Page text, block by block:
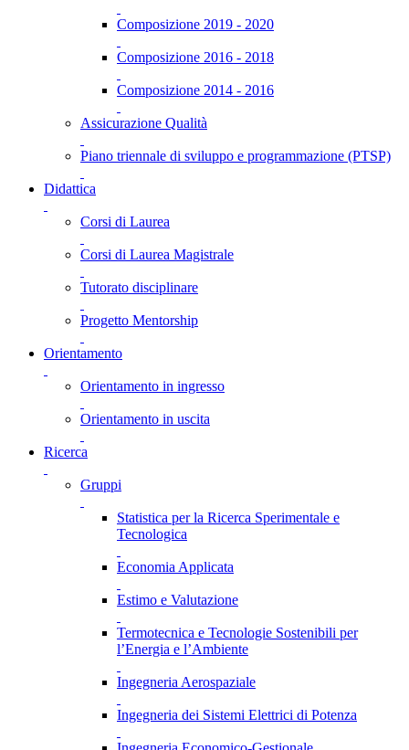
Composizione 2019 - 2020
Composizione 2016 - 2018
Composizione 2014 - 2016
Assicurazione Qualità
Piano triennale di sviluppo e programmazione (PTSP)
Didattica
Corsi di Laurea
Corsi di Laurea Magistrale
Tutorato disciplinare
Progetto Mentorship
Orientamento
Orientamento in ingresso
Orientamento in uscita
Ricerca
Gruppi
Statistica per la Ricerca Sperimentale e
Tecnologica
Economia Applicata
Estimo e Valutazione
Termotecnica e Tecnologie Sostenibili per
l’Energia e l’Ambiente
Ingegneria Aerospaziale
Ingegneria dei Sistemi Elettrici di Potenza